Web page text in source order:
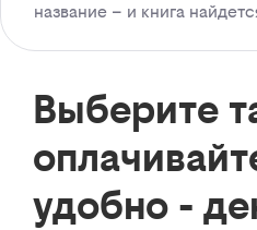
название – и книга
Выберите
удобно -